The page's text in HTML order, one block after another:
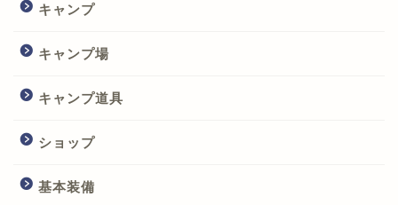
キャンプ
キャンプ場
キャンプ道具
ショップ
基本装備